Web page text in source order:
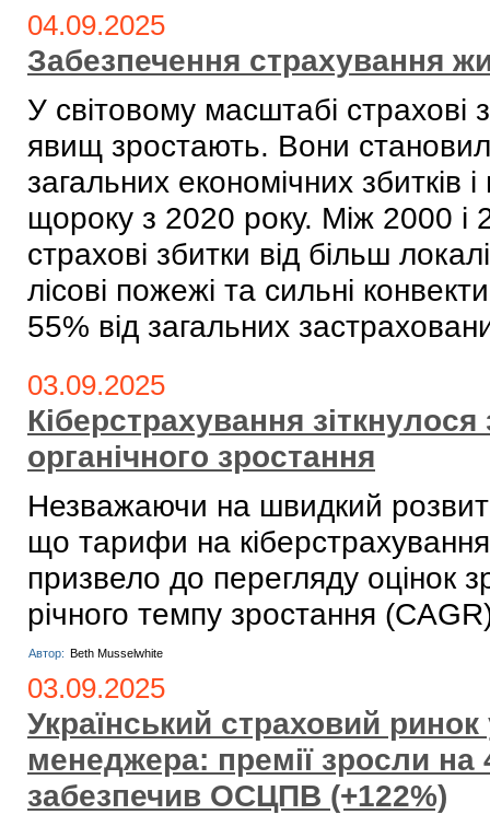
04.09.2025
Забезпечення страхування
У світовому масштабі страхові
явищ зростають. Вони
загальних економічних збитків
щороку з 2020 року. Між 2000 і
страхові збитки від більш
лісові пожежі та сильні
55% ​​від загальних
03.09.2025
Кіберстрахування
органічного зростання
Незважаючи на швидкий
що тарифи на
призвело до перегляду оцінок
річного темпу зростання
Автор: Beth Musselwhite
03.09.2025
Український страховий ринок
менеджера: премії зросли
забезпечив ОСЦПВ (+122%)